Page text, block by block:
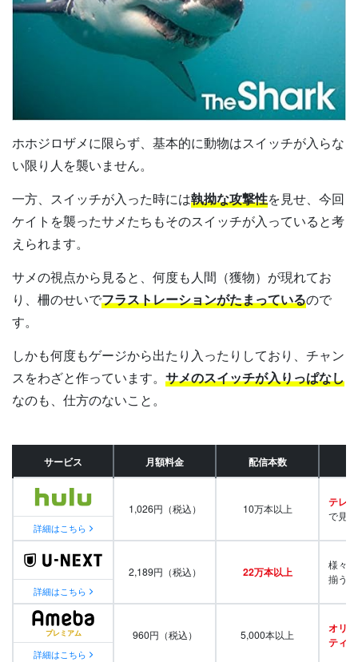
ホホジロザメに限らず、基本的に動物はスイッチが入らな
い限り人を襲いません。
一方、スイッチが入った時には執拗な攻撃性を見せ、今回
ケイトを襲ったサメたちもそのスイッチが入っていると考
えられます。
サメの視点から見ると、何度も人間（獲物）が現れてお
り、柵のせいでフラストレーションがたまっているので
す。
しかも何度もゲージから出たり入ったりしており、チャン
スをわざと作っています。 サメのスイッチが入りっぱなし
なのも、仕方のないこと。
サービス 月額料金 配信本数
詳細はこちら
1,026円（税込） 10万本以上 テレビ
で見
詳細はこちら
2,189円（税込） 22万本以上
様々
揃う
詳細はこちら
960円（税込） 5,000本以上
オリ
ティ